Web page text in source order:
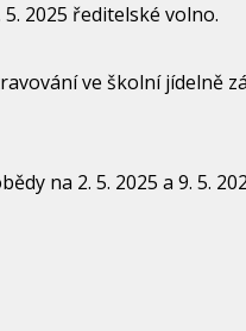
2025 ředitelské volno.
ve školní jídelně
na 2. 5. 2025 a 9. 5.